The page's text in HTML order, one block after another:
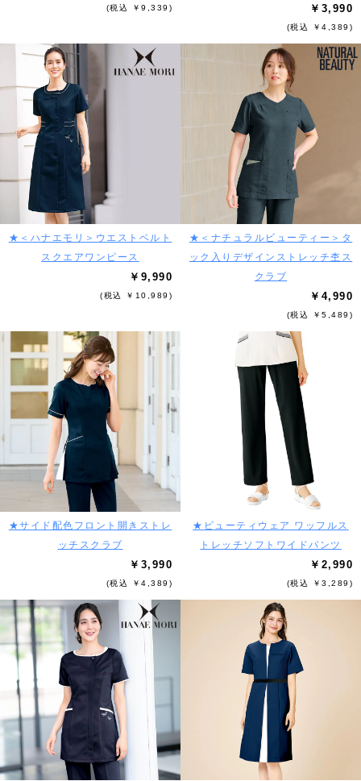
(税込 ￥9,339) ￥3,990
(税込 ￥4,389)
★＜ハナエモリ＞ウエストベルト
スクエアワンピース
￥9,990
(税込 ￥10,989)
★＜ナチュラルビューティー＞タ
ック入りデザインストレッチ杢ス
クラブ
￥4,990
(税込 ￥5,489)
★サイド配色フロント開きストレ
ッチスクラブ
￥3,990
(税込 ￥4,389)
★ビューティウェア ワッフルス
トレッチソフトワイドパンツ
￥2,990
(税込 ￥3,289)